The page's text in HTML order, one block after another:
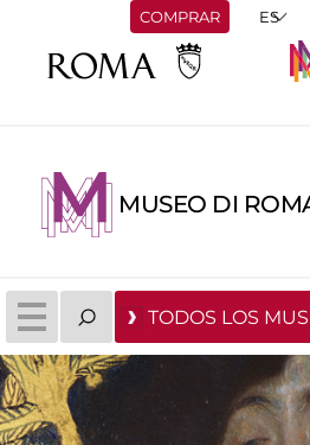
COMPRAR
MUSEO DI
TODOS LOS